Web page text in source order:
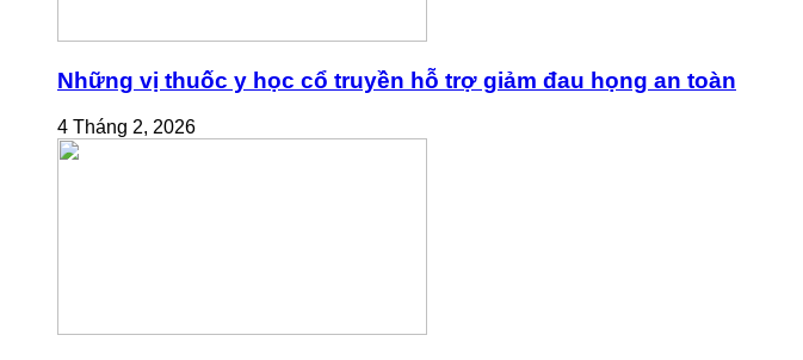
Những vị thuốc y học cổ truyền hỗ trợ giảm đau họng an toàn
4 Tháng 2, 2026